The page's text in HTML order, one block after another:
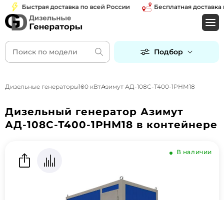
Быстрая доставка по всей России Бесплатная доставка по
Подбор
Дизельные генераторы100 кВтАзимут АД-108С-Т400-1РНМ18
Дизельный генератор Азимут
АД-108С-Т400-1РНМ18 в контейнере
В наличии